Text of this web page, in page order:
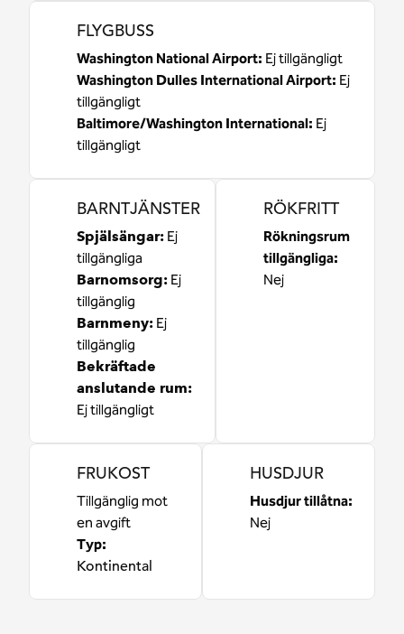
FLYGBUSS
Washington National Airport: Ej tillgängligt
Washington Dulles International Airport: Ej
tillgängligt
Baltimore/Washington International: Ej
tillgängligt
BARNTJÄNSTER
Spjälsängar: Ej
tillgängliga
Barnomsorg: Ej
tillgänglig
Barnmeny: Ej
tillgänglig
Bekräftade
anslutande rum:
Ej tillgängligt
RÖKFRITT
Rökningsrum
tillgängliga:
Nej
FRUKOST
Tillgänglig mot
en avgift
Typ:
Kontinental
HUSDJUR
Husdjur tillåtna:
Nej